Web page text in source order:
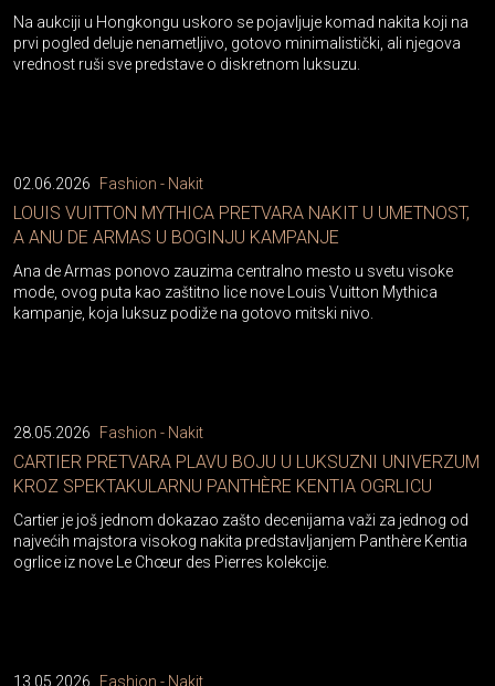
Na aukciji u Hongkongu uskoro se pojavljuje komad nakita koji na
prvi pogled deluje nenametljivo, gotovo minimalistički, ali njegova
vrednost ruši sve predstave o diskretnom luksuzu.
02.06.2026 Fashion - Nakit
LOUIS VUITTON MYTHICA PRETVARA NAKIT U UMETNOST,
A ANU DE ARMAS U BOGINJU KAMPANJE
Ana de Armas ponovo zauzima centralno mesto u svetu visoke
mode, ovog puta kao zaštitno lice nove Louis Vuitton Mythica
kampanje, koja luksuz podiže na gotovo mitski nivo.
28.05.2026 Fashion - Nakit
CARTIER PRETVARA PLAVU BOJU U LUKSUZNI UNIVERZUM
KROZ SPEKTAKULARNU PANTHÈRE KENTIA OGRLICU
Cartier je još jednom dokazao zašto decenijama važi za jednog od
najvećih majstora visokog nakita predstavljanjem Panthère Kentia
ogrlice iz nove Le Chœur des Pierres kolekcije.
13.05.2026 Fashion - Nakit